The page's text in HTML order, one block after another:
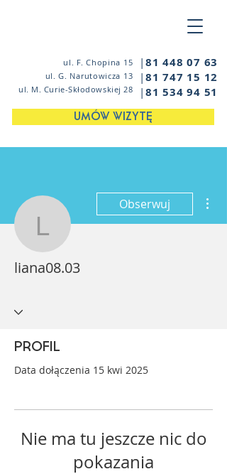
UMÓW WIZYTĘ
ul. F. Chopina 15
ul. G. Narutowicza 13
ul. M. Curie-Skłodowskiej 28
| 81 448 07 63
| 81 747 15 12
| 81 534 94 51
liana08.03
Obserwuj
liana08.03
Profil
Data dołączenia 15 kwi 2025
Nie ma tu jeszcze nic do
pokazania